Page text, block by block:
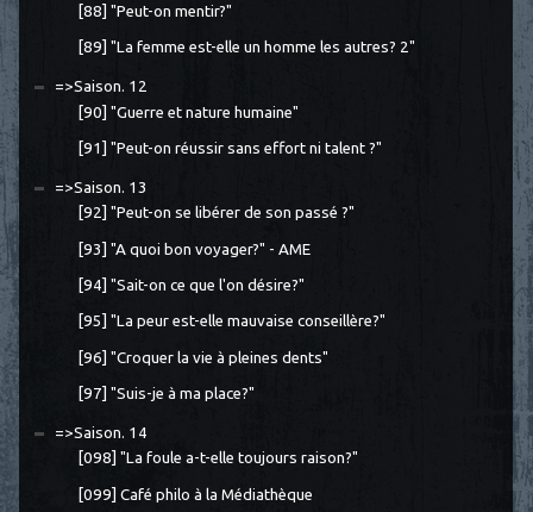
[88] "Peut-on mentir?"
[89] "La femme est-elle un homme les autres? 2"
=>Saison. 12
[90] "Guerre et nature humaine"
[91] "Peut-on réussir sans effort ni talent ?"
=>Saison. 13
[92] "Peut-on se libérer de son passé ?"
[93] "A quoi bon voyager?" - AME
[94] "Sait-on ce que l'on désire?"
[95] "La peur est-elle mauvaise conseillère?"
[96] "Croquer la vie à pleines dents"
[97] "Suis-je à ma place?"
=>Saison. 14
[098] "La foule a-t-elle toujours raison?"
[099] Café philo à la Médiathèque